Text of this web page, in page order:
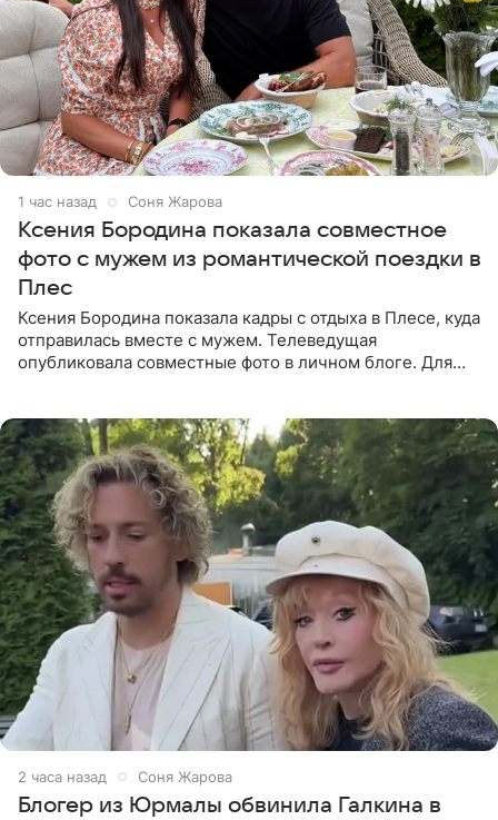
1 час назад Соня Жарова
Ксения Бородина показала совместное
фото с мужем из романтической поездки в
Плес
Ксения Бородина показала кадры с отдыха в Плесе, куда
отправилась вместе с мужем. Телеведущая
опубликовала совместные фото в личном блоге. Для
2 часа назад Соня Жарова
Блогер из Юрмалы обвинила Галкина в